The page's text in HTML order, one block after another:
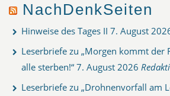
NachDenkSeiten
Hinweise des Tages II 7. August
Leserbriefe zu „Morgen kommt der
alle sterben!“ 7. August 2026
Leserbriefe zu „Drohnenvorfall am